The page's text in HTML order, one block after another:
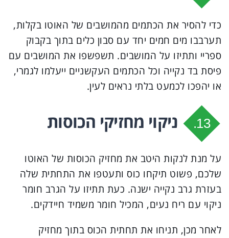
כדי להסיר את הכתמים מהמושבים של האוטו בקלות,
תערבבו מים חמים יחד עם סבון כלים בתוך בקבוק
ספריי ותתיזו על המושבים. תשפשפו את המושבים עם
פיסת בד נקייה וכל הכתמים העקשניים ייעלמו לגמרי,
או יהפכו לכמעט בלתי נראים לעין.
13. ניקוי מחזיקי הכוסות
על מנת לנקות היטב את מחזיק הכוסות של האוטו
שלכם, פשוט תיקחו כוס ותעטפו את התחתית שלה
בעזרת גרב נקייה ישנה. כעת תתיזו על הגרב חומר
ניקוי עם ריח נעים, המכיל חומר משמיד חיידקים.
לאחר מכן, תניחו את תחתית הכוס בתוך מחזיק